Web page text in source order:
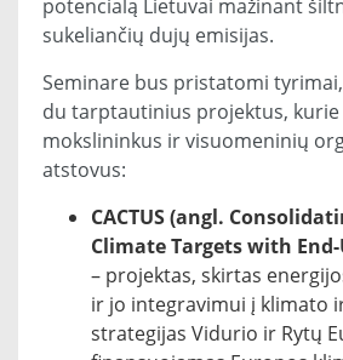
potencialą Lietuvai mažinant
sukeliančių dujų emisijas.
Seminare bus pristatomi
du tarptautinius projektus, kurie
mokslininkus ir visuomeninių
atstovus:
CACTUS (angl.
Climate Targets with
– projektas, skirtas
ir jo integravimui į klimato
strategijas Vidurio ir Rytų